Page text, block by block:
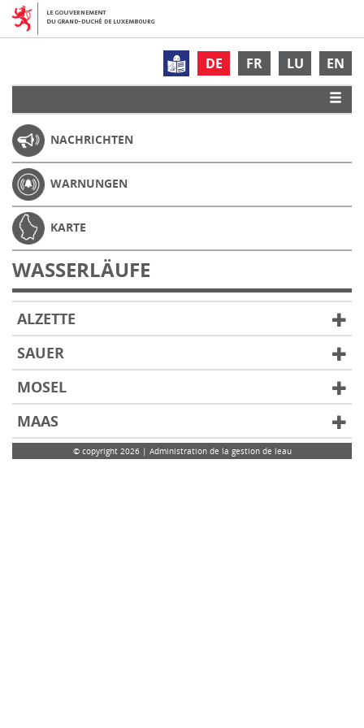
DE FR LU EN
NACHRICHTEN
WARNUNGEN
KARTE
WASSERLÄUFE
ALZETTE
SAUER
MOSEL
MAAS
© copyright 2026 | Administration de la gestion de leau